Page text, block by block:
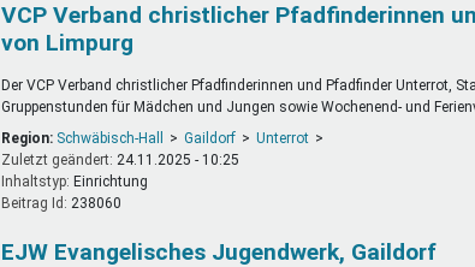
VCP Verband christlicher Pfadfinderinnen
von Limpurg
Der VCP Verband christlicher Pfadfinderinnen und Pfadfinder Unterrot,
Gruppenstunden für Mädchen und Jungen sowie Wochenend- und
Region: Schwäbisch-Hall Gaildorf
Unterrot
Zuletzt geändert:24.11.2025 - 10:25
Inhaltstyp:
einrichtung
Beitrag Id:238060
EJW Evangelisches Jugendwerk, Gaildorf